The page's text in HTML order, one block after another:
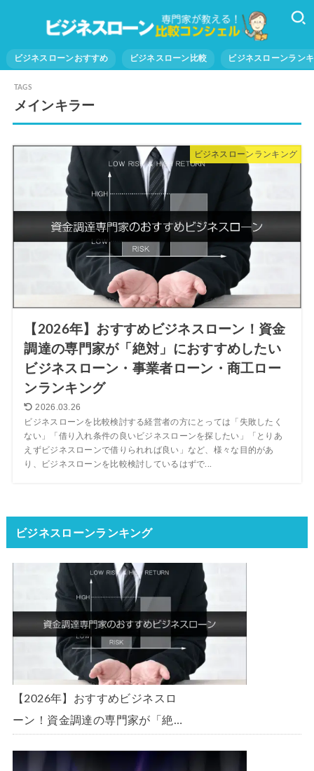
ビジネスローンおすすめ ビジネスローン比較 ビジネスローンラン
メインキラー
ビジネスローンランキング
【2026年】おすすめビジネスローン！資金
調達の専門家が「絶対」におすすめしたい
ビジネスローン・事業者ローン・商工ロー
ンランキング
2026.03.26
ビジネスローンを比較検討する経営者の方にとっては「失敗したく
ない」「借り入れ条件の良いビジネスローンを探したい」「とりあ
えずビジネスローンで借りられれば良い」など、様々な目的があ
り、ビジネスローンを比較検討しているはずで...
ビジネスローンランキング
【2026年】おすすめビジネスロ
ーン！資金調達の専門家が「絶
ーン・事業者ローン・商工ローン